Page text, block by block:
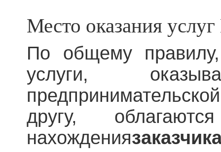
Место оказания
По общему
услуги,
другу,
нахождения